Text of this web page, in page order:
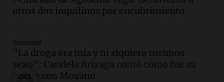
Audio.La calidad del empleo en
en un contexto de crisis económica
Panorama Federal
Episodios
Audio. Audiencia por tragedia vial en
otros dos inquilinos por encubrimiento
Sociedad
"La droga era mía y ni siquiera tuvimos
sexo": Candela Arizaga contó cómo fue su
noche con Moyano